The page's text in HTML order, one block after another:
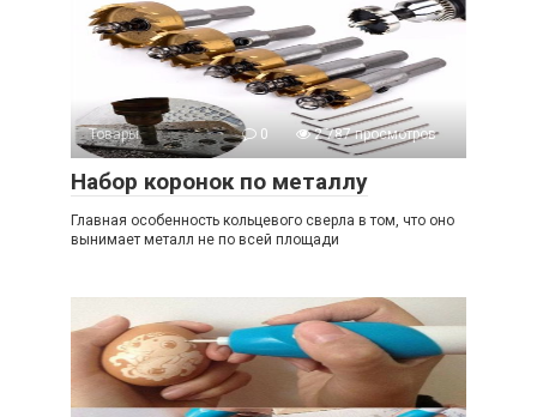
Товары 0 2 787 просмотров
Набор коронок по металлу
Главная особенность кольцевого сверла в том, что оно
вынимает металл не по всей площади